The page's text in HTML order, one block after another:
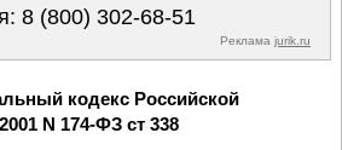
8 (800) 302-68-51
Реклама jurik.ru
кодекс Российской
N 174-ФЗ ст 338